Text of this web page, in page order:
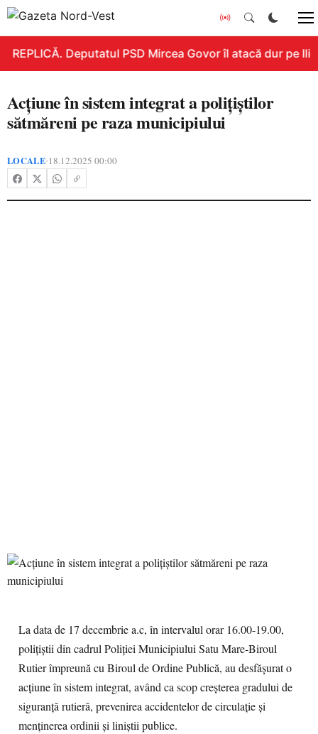
REPLICĂ. Deputatul PSD Mircea Govor îl atacă dur pe
Acţiune în sistem integrat a polițiștilor
sătmăreni pe raza municipiului
LOCALE•18.12.2025 00:00
La data de 17 decembrie a.c, în intervalul orar 16.00-19.00,
polițiștii din cadrul Poliției Municipiului Satu Mare-Biroul
Rutier împreună cu Biroul de Ordine Publică, au desfășurat o
acțiune în sistem integrat, având ca scop creșterea gradului de
siguranță rutieră, prevenirea accidentelor de circulație și
menținerea ordinii și liniștii publice.